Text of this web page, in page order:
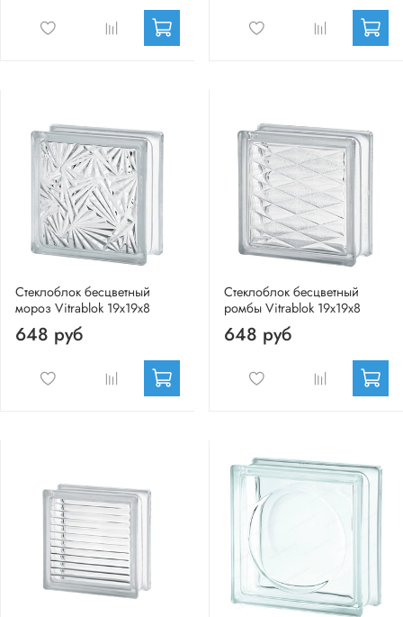
Стеклоблок бесцветный
мороз Vitrablok 19х19х8
648 руб
Стеклоблок бесцветный
ромбы Vitrablok 19х19х8
648 руб